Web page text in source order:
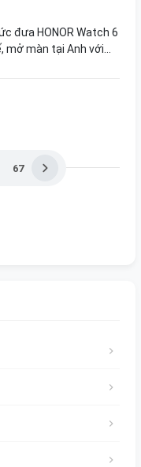
Giá Phân
đưa HONOR Watch 6
mở màn tại Anh với
67